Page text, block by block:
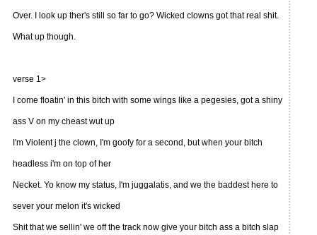
Over. I look up ther's still so far to go? Wicked clowns got that real shit.
What up though.
verse 1>
I come floatin' in this bitch with some wings like a pegesies, got a shiny
ass V on my cheast wut up
I'm Violent j the clown, I'm goofy for a second, but when your bitch
headless i'm on top of her
Necket. Yo know my status, I'm juggalatis, and we the baddest here to
sever your melon it's wicked
Shit that we sellin' we off the track now give your bitch ass a bitch slap